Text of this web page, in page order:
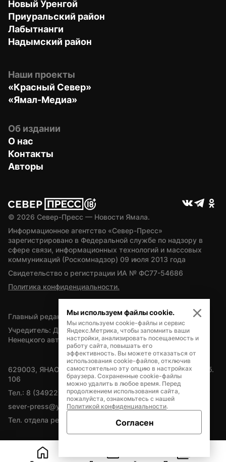
Новый Уренгой
Приуральский район
Лабытнанги
Надымский район
Наши проекты
«Красный Север»
«Ямал-Медиа»
Об издании
О нас
Контакты
Авторы
© 2026 Север-Пресс — Новости Ямала.
Информационное агентство «Север-Пресс»
зарегистрировано в Федеральной службе по надзору в
сфере связи, информационных технологий и массовых
коммуникаций (Роскомнадзор) 09 июля 2013 года
Свидетельство о регистрации ИА № ФС77-54686
Политика конфиденциальности.
Главный редактор — А.Л. Поздеев
Учредитель: Департамент внутренней политики Ямало-
Ненецкого автономного округа
629003, ЯНАО, Салехард, мкр. Богдана Кнунянца, д.1, каб.
106
Тел.: 8 (34922) 71262
sever-press@yamal-media.ru
Тел. отдела рекламы: 8 (34922) 42728
Мы используем файлы cookie.
Мы используем cookie-файлы и сервис
Яндекс.Метрика, чтобы запомнить ваши
настройки, анализировать посещаемость и
работу сайта, повышать его
эффективность. Вы можете отказаться от
использования cookie-файлов, отключив
самостоятельно эту опцию в настройках
браузера. Сохраненные cookie-файлы
можно удалить в любое время. Перед
продолжением использования сайта,
пожалуйста, ознакомьтесь с нашей
Политикой конфиденциальности.
Согласен